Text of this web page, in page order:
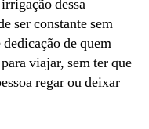
dessa
ser constante sem
de quem
viajar, sem ter que
regar ou deixar